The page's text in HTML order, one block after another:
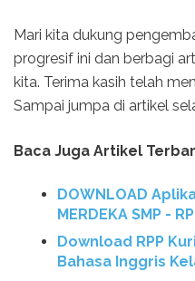
Mari kita dukung
progresif ini dan berbagi
kita. Terima kasih telah
Sampai jumpa di artikel
Baca Juga Artikel
DOWNLOAD
MERDEKA SMP -
Download RPP
Bahasa Inggris